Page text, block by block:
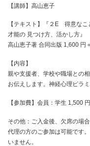
【講師】高山恵子
【テキスト】『２E 得意な
才能の 見つけ方、活かし方』
高山恵子著 合同出版 1,600 円
【内容】
親や支援者、学校や職場との
お伝えします。神経心理ピラ
【参加費】会員：学生 1,500
その他：ご入金後、欠席の場
代理の方のご参加は可能です
いません。